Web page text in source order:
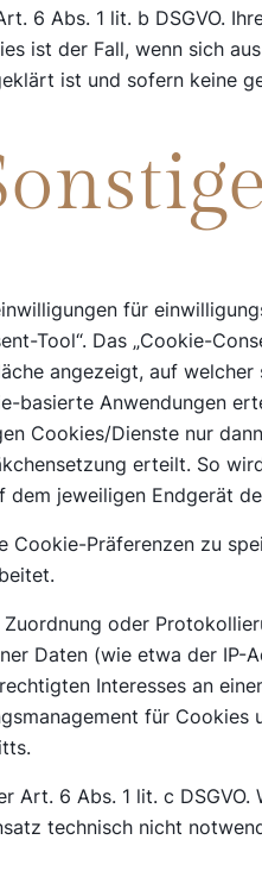
6 Abs. 1 lit. b DSGVO.
ist der Fall, wenn sich
ist und sofern keine
für
Tool“. Das „Cookie-
angezeigt, auf welcher
Anwendungen
Cookies/Dienste nur
erteilt. So
jeweiligen Endgerät
Präferenzen zu
oder
Daten (wie etwa der IP-
Interesses an
für Cookies
Art. 6 Abs. 1 lit. c DSGVO.
technisch nicht